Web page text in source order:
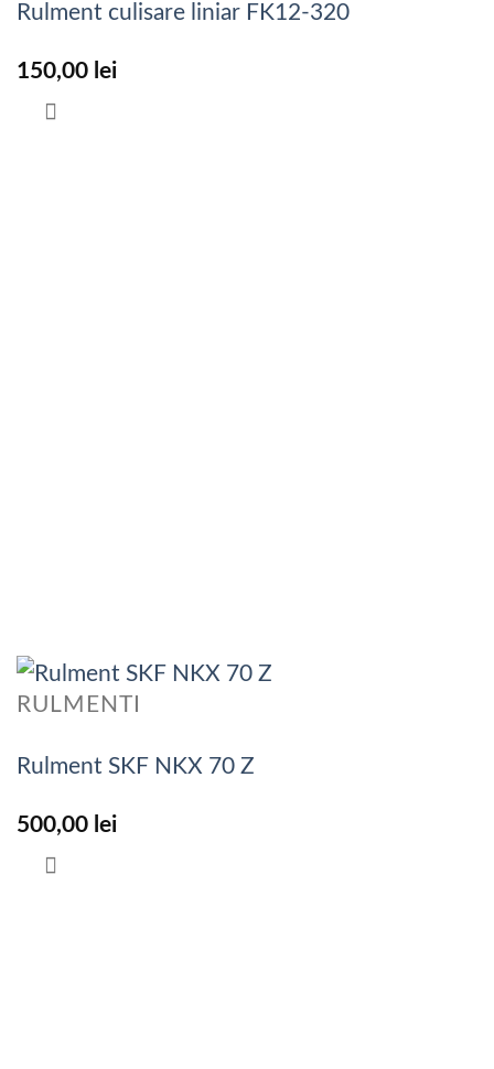
Rulment culisare liniar FK12-320
150,00 lei
RULMENTI
Rulment SKF NKX 70 Z
500,00 lei